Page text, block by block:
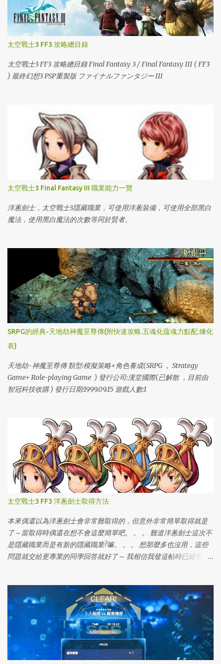
太空戰士3 FF3 攻略總目錄
太空戰士3 FF3 攻略總目錄 Final Fantasy 3 / Final Fantasy III ( FF3
) 最終幻想3 PSP重製版 ファイナルファンタジー III
太空戰士3 Final Fantasy III 職業能力一覽
洋蔥劍士，太空戰士3隱藏職業，可使用洋蔥裝備，可使用全部黑白
魔法，使用黑白魔法的次數等同於賢者。
SRPG的經典-天地劫神魔至尊傳(附快速攻略.五魂化蕴魂力點配.煉化
表)
天地劫-神魔至尊傳 類型:模擬策略+角色養成(SRPG ， Strategy
Game+ Role-playing Game ) 發行公司:漢堂國際(已解散 ，目前由
智冠科技收購 ) 發行日期:1999.09.15 遊戲人數:1
太空戰士3 FF3 洋蔥劍士取得方法
本來偶還以為洋蔥劍士會非常難取得的，但意外非常簡單取得就是
了～當取得時偶還在想不會這麼簡單吧。 。 。 難道洋蔥劍士這次不
是隱藏職業而是有新的隱藏職業?嘛。 。 。 想那麼多也沒用，這些
問題就交給更專業的同學回答就好了～ 我相信我發這帖時已經有不